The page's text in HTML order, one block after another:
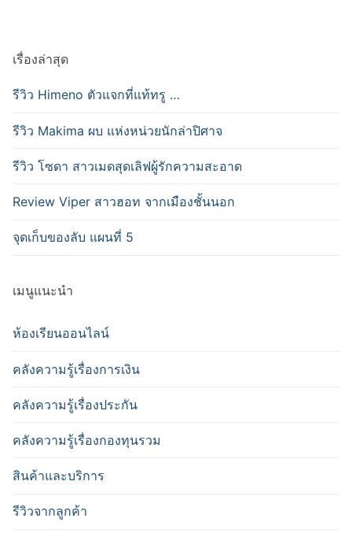
เรื่องล่าสุด
รีวิว Himeno ตัวแจกที่แท้ทรู …
รีวิว Makima ผบ แห่งหน่วยนักล่าปิศาจ
รีวิว โซดา สาวเมดสุดเลิฟผู้รักความสะอาด
Review Viper สาวฮอท จากเมืองชั้นนอก
จุดเก็บของลับ แผนที่ 5
เมนูแนะนำ
ห้องเรียนออนไลน์
คลังความรู้เรื่องการเงิน
คลังความรู้เรื่องประกัน
คลังความรู้เรื่องกองทุนรวม
สินค้าและบริการ
รีวิวจากลูกค้า